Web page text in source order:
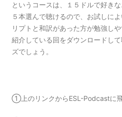
というコースは、１５ドルで好き
５本選んで聴けるので、お試しに
リプトと和訳があった方が勉強し
紹介している回をダウンロードし
ズでしょう。
①上のリンクからESL-Podcastに